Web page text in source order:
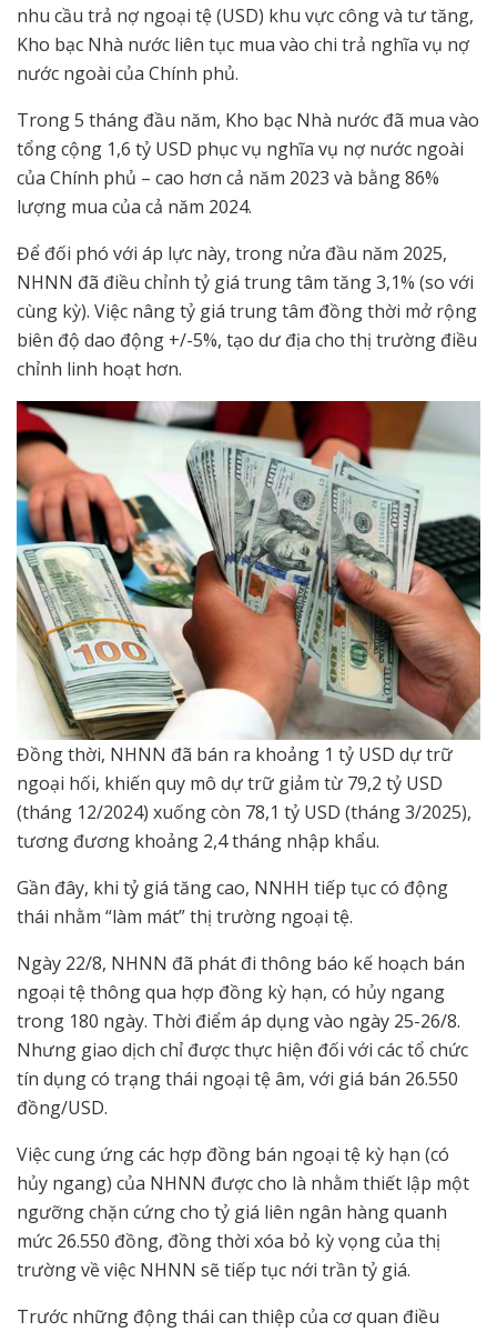
nhu cầu trả nợ ngoại tệ (USD) khu vực công và tư tăng,
Kho bạc Nhà nước liên tục mua vào chi trả nghĩa vụ nợ
nước ngoài của Chính phủ.
Trong 5 tháng đầu năm, Kho bạc Nhà nước đã mua vào
tổng cộng 1,6 tỷ USD phục vụ nghĩa vụ nợ nước ngoài
của Chính phủ – cao hơn cả năm 2023 và bằng 86%
lượng mua của cả năm 2024.
Để đối phó với áp lực này, trong nửa đầu năm 2025,
NHNN đã điều chỉnh tỷ giá trung tâm tăng 3,1% (so với
cùng kỳ). Việc nâng tỷ giá trung tâm đồng thời mở rộng
biên độ dao động +/-5%, tạo dư địa cho thị trường điều
chỉnh linh hoạt hơn.
Đồng thời, NHNN đã bán ra khoảng 1 tỷ USD dự trữ
ngoại hối, khiến quy mô dự trữ giảm từ 79,2 tỷ USD
(tháng 12/2024) xuống còn 78,1 tỷ USD (tháng 3/2025),
tương đương khoảng 2,4 tháng nhập khẩu.
Gần đây, khi tỷ giá tăng cao, NNHH tiếp tục có động
thái nhằm “làm mát” thị trường ngoại tệ.
Ngày 22/8, NHNN đã phát đi thông báo kế hoạch bán
ngoại tệ thông qua hợp đồng kỳ hạn, có hủy ngang
trong 180 ngày. Thời điểm áp dụng vào ngày 25-26/8.
Nhưng giao dịch chỉ được thực hiện đối với các tổ chức
tín dụng có trạng thái ngoại tệ âm, với giá bán 26.550
đồng/USD.
Việc cung ứng các hợp đồng bán ngoại tệ kỳ hạn (có
hủy ngang) của NHNN được cho là nhằm thiết lập một
ngưỡng chặn cứng cho tỷ giá liên ngân hàng quanh
mức 26.550 đồng, đồng thời xóa bỏ kỳ vọng của thị
trường về việc NHNN sẽ tiếp tục nới trần tỷ giá.
Trước những động thái can thiệp của cơ quan điều